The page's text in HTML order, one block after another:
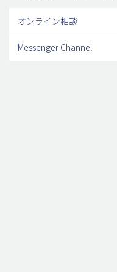
オンライン相談
Messenger Channel